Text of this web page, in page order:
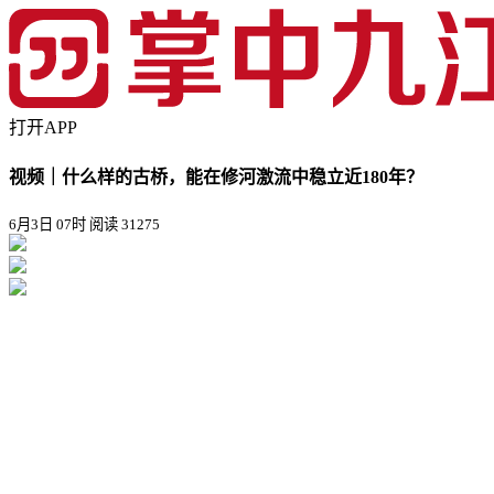
打开APP
视频｜什么样的古桥，能在修河激流中稳立近180年？
6月3日 07时 阅读 31275